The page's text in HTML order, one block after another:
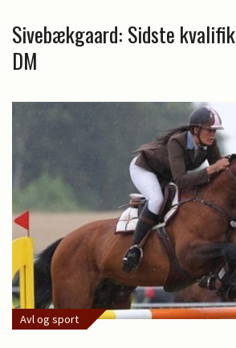
Sivebækgaard: Sidste
DM
Avl og sport